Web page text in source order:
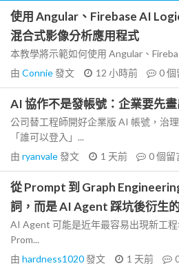
使用 Angular、Firebase AI
混合式影像分析應用程式
本教學將示範如何使用 Angular、
由 Connie發文 12 小時前 0個
AI 協作不是發帳號：企業要先
公司替工程師開好企業版 AI 帳號，治
「誰可以登入」...
由 ryanvale發文 1 天前 0個留
從 Prompt 到 Graph
詞，而是 AI Agent 踩坑後衍生
AI Agent 可能是近年最容易出現新工
Prom...
由 hardness1020發文 1 天前